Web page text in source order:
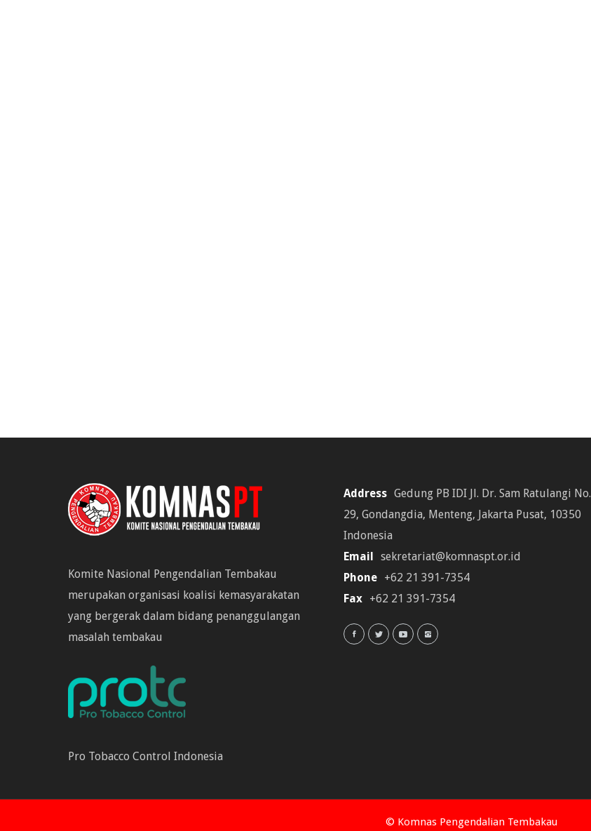
Komite Nasional Pengendalian Tembakau
merupakan organisasi koalisi kemasyarakatan
yang bergerak dalam bidang penanggulangan
masalah tembakau
Pro Tobacco Control Indonesia
Address Gedung PB IDI Jl. Dr. Sam Ratulangi No.
29, Gondangdia, Menteng, Jakarta Pusat, 10350
Indonesia
Email
sekretariat@komnaspt.or.id
Phone +62 21 391-7354
Fax +62 21 391-7354
© Komnas Pengendalian Tembakau